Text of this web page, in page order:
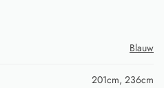
Blauw
201cm, 236cm